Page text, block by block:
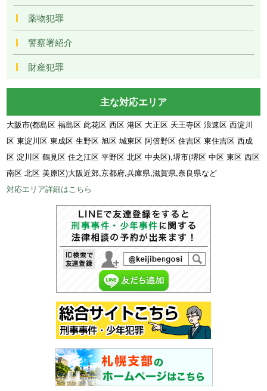
薬物犯罪
警察署紹介
財産犯罪
主な対応エリア
大阪市(都島区 福島区 此花区 西区 港区 大正区 天王寺区 浪速区 西淀川
区 東淀川区 東成区 生野区 旭区 城東区 阿倍野区 住吉区 東住吉区 西成
区 淀川区 鶴見区 住之江区 平野区 北区 中央区),堺市(堺区 中区 東区 西区
南区 北区 美原区)大阪近郊,京都府,兵庫県,滋賀県,奈良県など
対応エリア詳細はこちら